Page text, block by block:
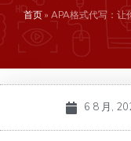
首页» APA格式代写：让
6 8 月,